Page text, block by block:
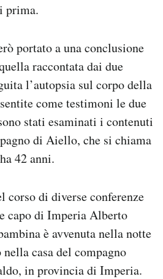
prima.
portato a una conclusione
raccontata dai due
l’autopsia sul corpo della
come testimoni le due
stati esaminati i contenuti
di Aiello, che si chiama
42 anni.
corso di diverse conferenze
capo di Imperia Alberto
è avvenuta nella notte
casa del compagno
in provincia di Imperia.